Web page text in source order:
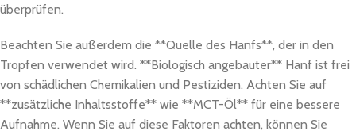
überprüfen.
Beachten Sie außerdem die **Quelle des Hanfs**, der in den
Tropfen verwendet wird. **Biologisch angebauter** Hanf ist frei
von schädlichen Chemikalien und Pestiziden. Achten Sie auf
**zusätzliche Inhaltsstoffe** wie **MCT-Öl** für eine bessere
Aufnahme. Wenn Sie auf diese Faktoren achten, können Sie